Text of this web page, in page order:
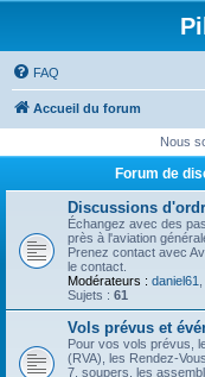
FAQ
Accueil du forum
Nous
Forum de
Discussions
Échangez avec des
près à l'aviation
Prenez contact avec
le contact.
Modérateurs : daniel61
Sujets : 61
Vols prévus et
Pour vos vols prévus,
(RVA), les Rendez-
7, soupers, les